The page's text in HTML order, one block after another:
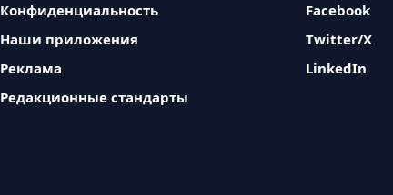
Конфиденциальность
Наши приложения
Реклама
Редакционные стандарты
Facebook
Twitter/X
LinkedIn